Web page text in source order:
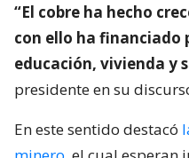
“El cobre ha hecho
con ello ha financiado
educación, vivienda y
presidente en su
En este sentido destacó